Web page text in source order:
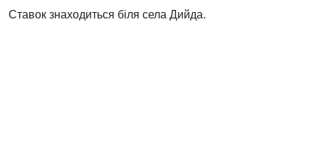
Ставок знаходиться біля села Дийда.